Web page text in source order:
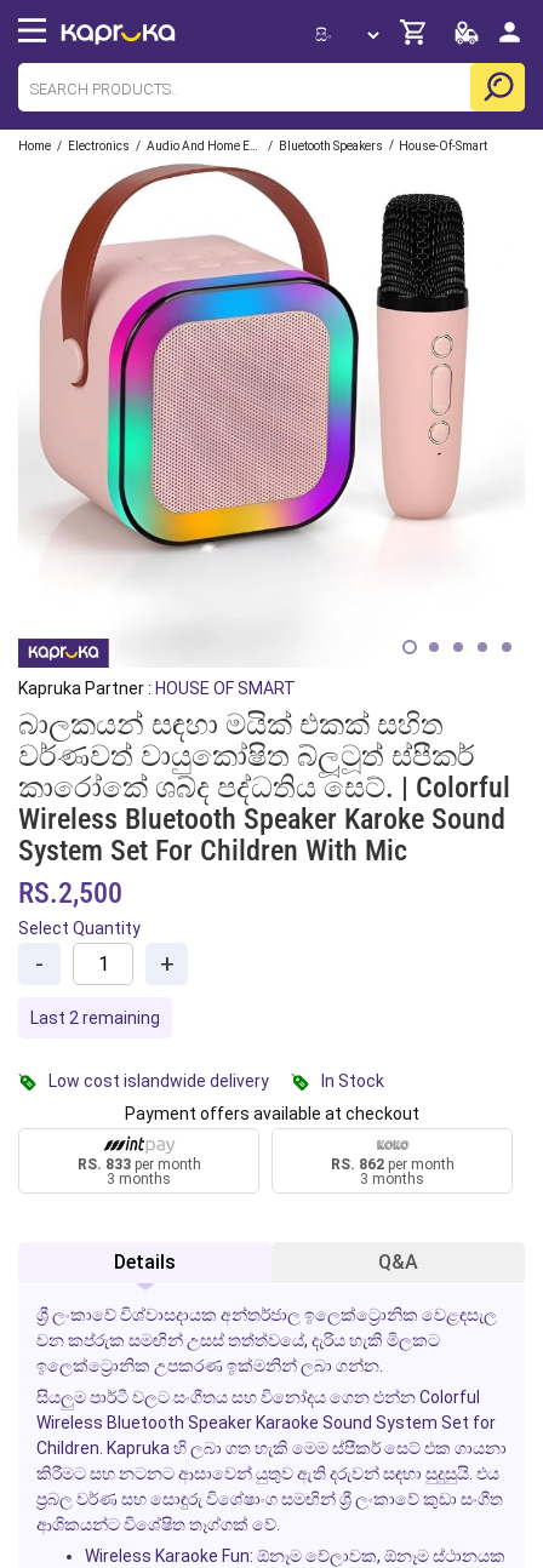
Home / Electronics / / Bluetooth Speakers / House-Of-Smart
Kapruka Partner : HOUSE OF SMART
බාලකයන් සඳහා මයික් එකක් සහිත
වර්ණවත් වායුකෝෂිත බ්ලූටූත් ස්පීකර්
කාරෝකේ ශබ්ද පද්ධතිය සෙට්. | Colorful
Wireless Bluetooth Speaker Karoke Sound
System Set For Children With Mic
RS.2,500
Select Quantity
- +
Last 2 remaining
Low cost islandwide delivery
In Stock
Payment offers available at checkout
RS. 833per month
3 months
RS. 862per month
3 months
Details Q&A
ශ්‍රී ලංකාවේ විශ්වාසදායක අන්තර්ජාල ඉලෙක්ට්‍රොනික වෙළඳසැල
වන කප්රුක සමඟින් උසස් තත්ත්වයේ, දැරිය හැකි මිලකට
ඉලෙක්ට්‍රොනික උපකරණ ඉක්මනින් ලබා ගන්න.
සියලුම පාර්ටී වලට සංගීතය සහ විනෝදය ගෙන එන්නColorful
Wireless Bluetooth Speaker Karaoke Sound System Set for
Children. Kaprukaහි ලබා ගත හැකි මෙම ස්පීකර් සෙට් එක ගායනා
කිරීමට සහ නටනට ආසාවෙන් යුතුව ඇති දරුවන් සඳහා සුදුසුයි. එය
ප්‍රබල වර්ණ සහ සොඳුරු විශේෂාංග සමඟින් ශ්‍රී ලංකාවේ කුඩා සංගීත
ආශිකයන්ට විශේෂිත තෑග්ගක් වේ.
Wireless Karaoke Fun: ඕනෑම වේලාවක, ඕනෑම ස්ථානයක